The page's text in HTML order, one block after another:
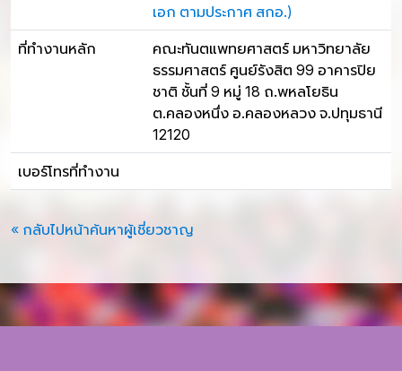
เอก ตามประกาศ สกอ.)
ที่ทำงานหลัก
คณะทันตแพทยศาสตร์ มหาวิทยาลัย
ธรรมศาสตร์ ศูนย์รังสิต 99 อาคารปิย
ชาติ ชั้นที่ 9 หมู่ 18 ถ.พหลโยธิน
ต.คลองหนึ่ง อ.คลองหลวง จ.ปทุมธานี
12120
เบอร์โทรที่ทำงาน
« กลับไปหน้าค้นหาผู้เชี่ยวชาญ